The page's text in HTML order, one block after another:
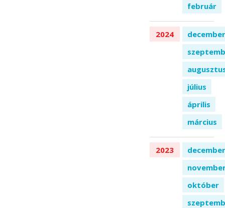
február
2024
december
július
április
március
2023
december
október